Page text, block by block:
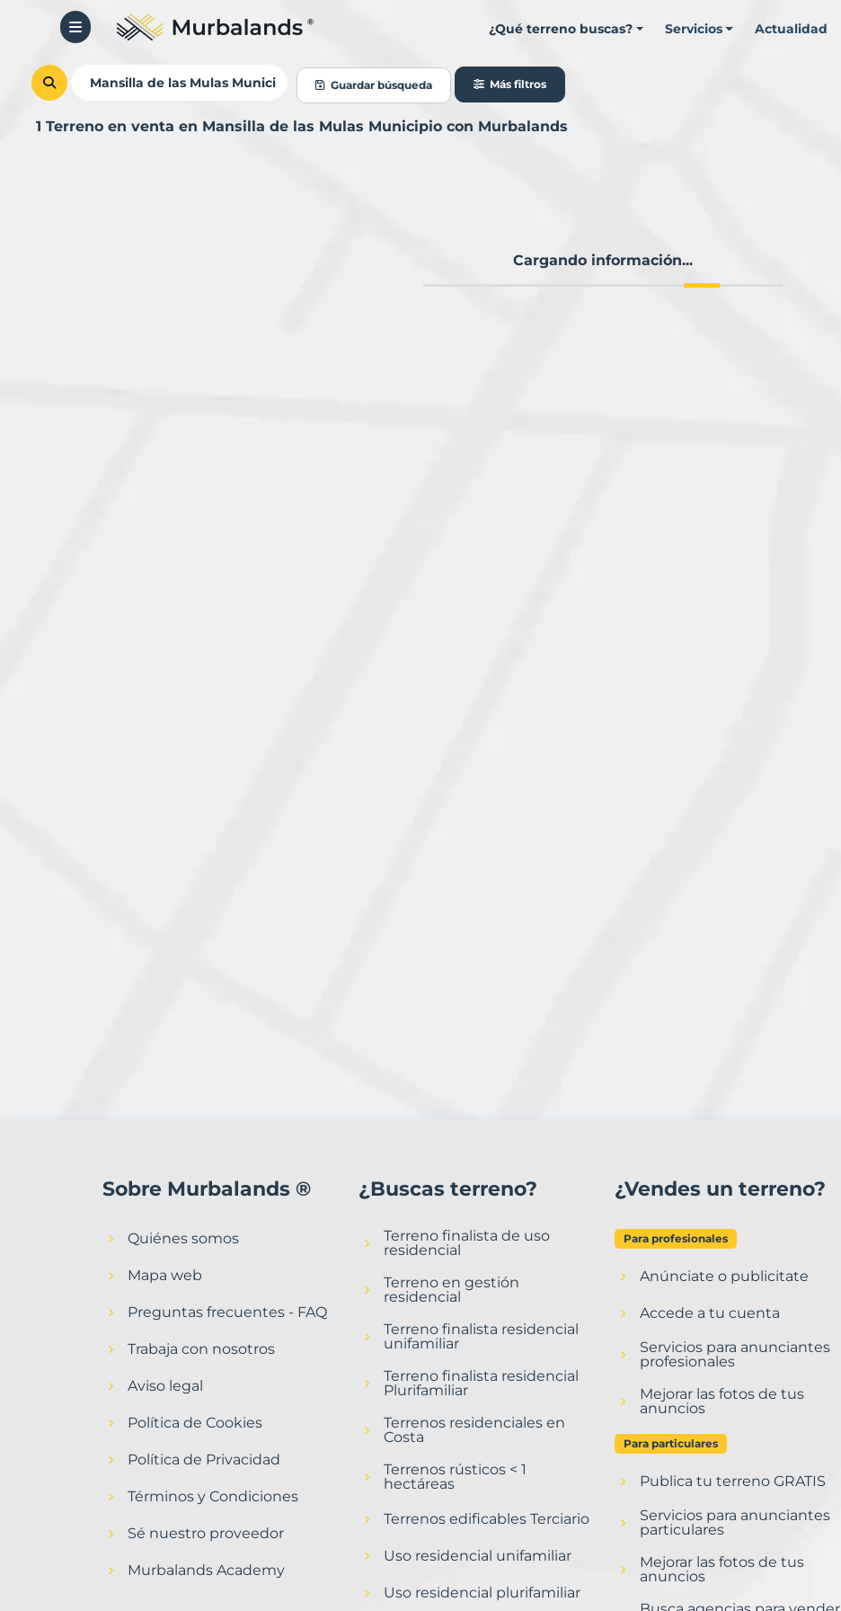
¿Qué terreno buscas? Servicios Actualidad
Guardar búsqueda Más filtros
1 Terreno en venta en Mansilla de las Mulas Municipio con Murbalands
Cargando información...
Sobre Murbalands ®
Quiénes somos
Mapa web
Preguntas frecuentes - FAQ
Trabaja con nosotros
Aviso legal
Política de Cookies
Política de Privacidad
Términos y Condiciones
Sé nuestro proveedor
Murbalands Academy
¿Buscas terreno?
Terreno finalista de uso
residencial
Terreno en gestión
residencial
Terreno finalista residencial
unifamiliar
Terreno finalista residencial
Plurifamiliar
Terrenos residenciales en
Costa
Terrenos rústicos < 1
hectáreas
Terrenos edificables Terciario
Uso residencial unifamiliar
Uso residencial plurifamiliar
¿Vendes un terreno?
Para profesionales
Anúnciate o publicitate
Accede a tu cuenta
Servicios para anunciantes
profesionales
Mejorar las fotos de tus
anuncios
Para particulares
Publica tu terreno GRATIS
Servicios para anunciantes
particulares
Mejorar las fotos de tus
anuncios